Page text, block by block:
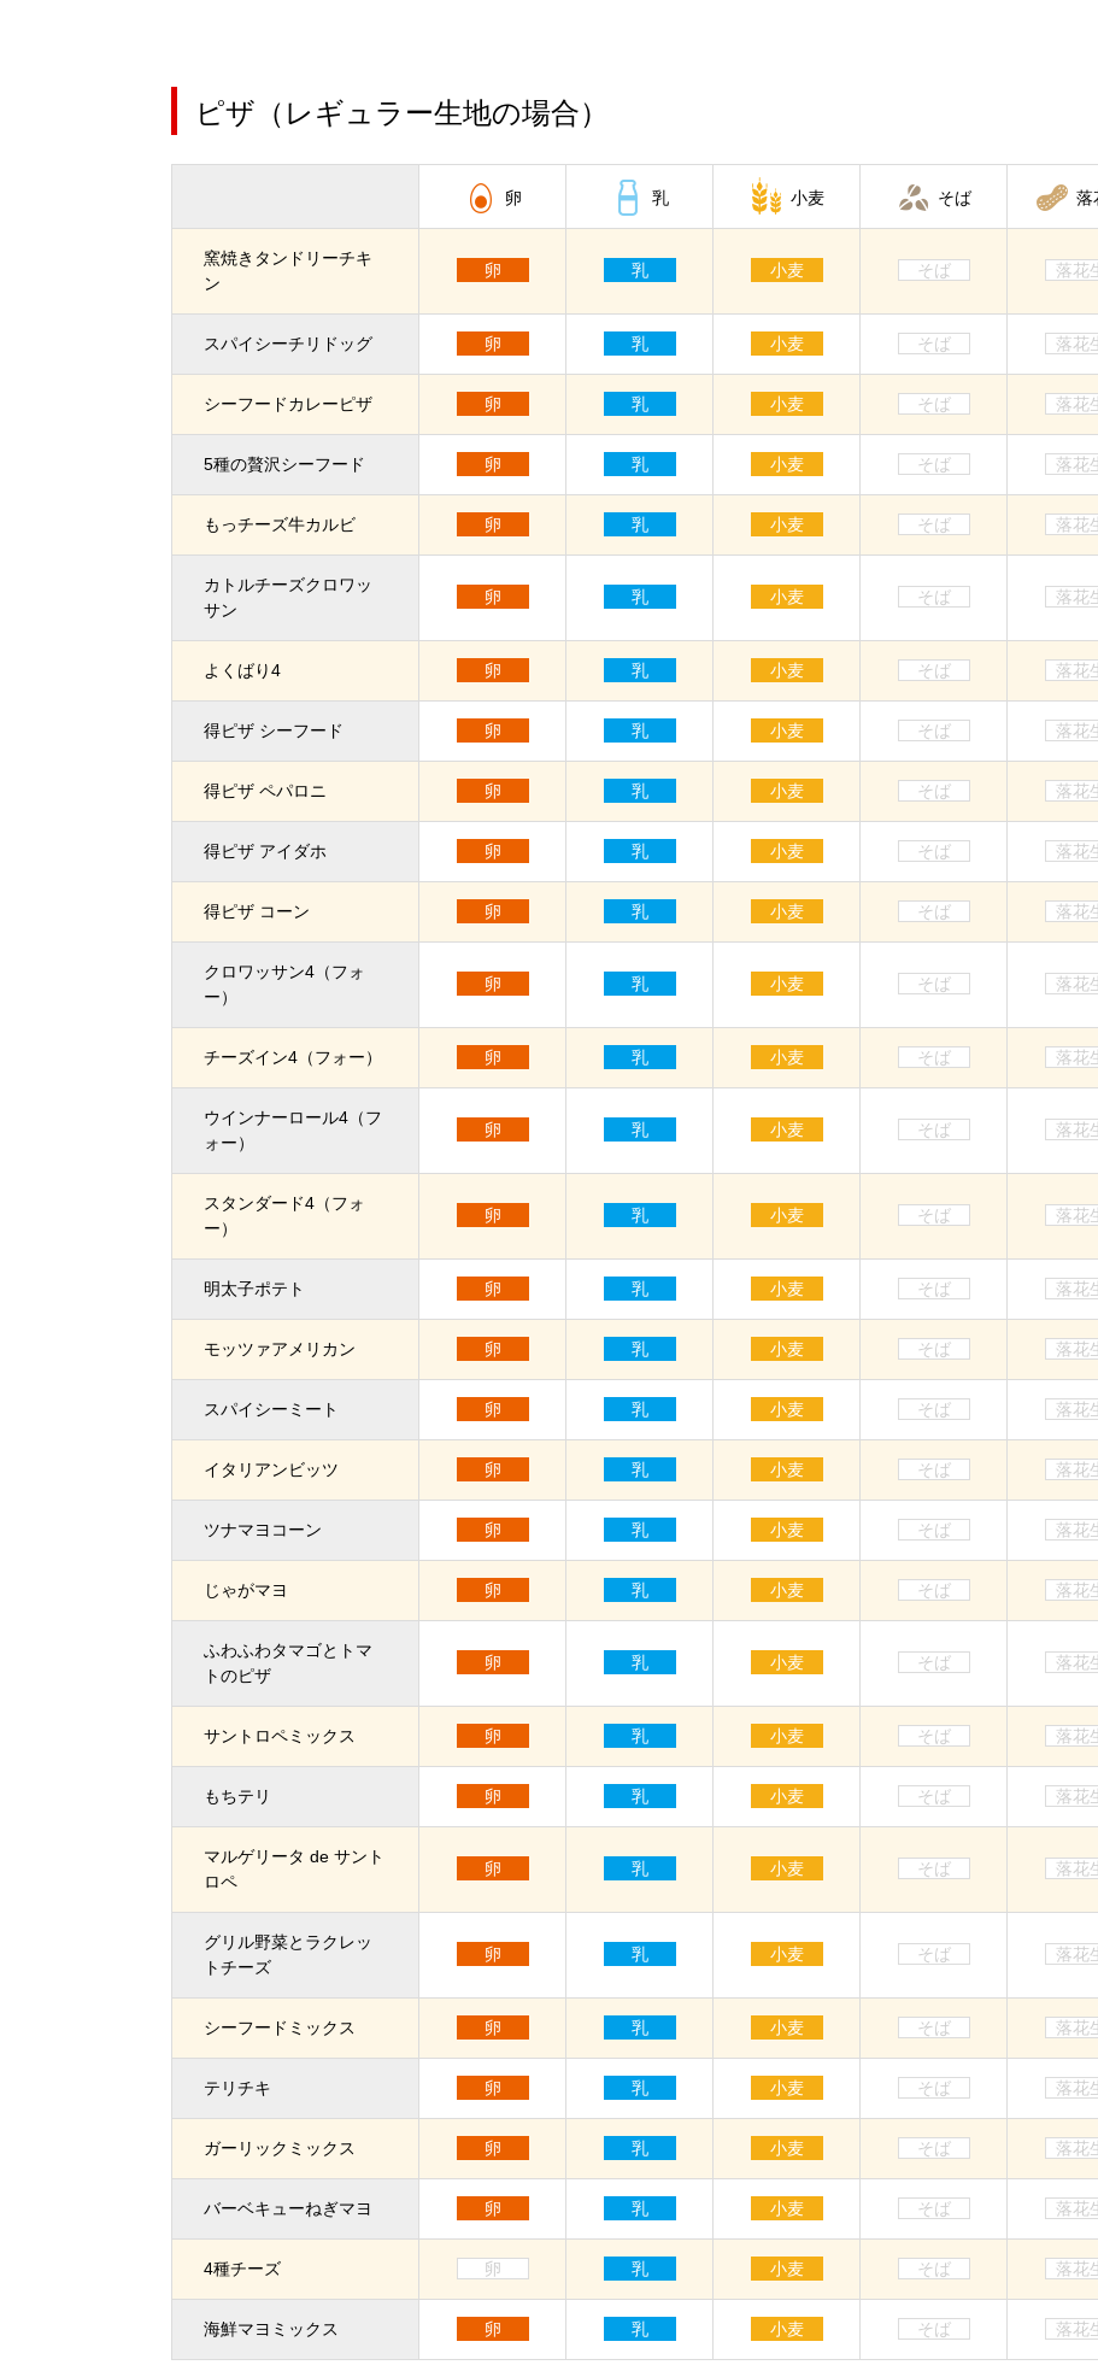
ピザ（レギュラー生地の場合）
卵 乳 小麦 そば 落
窯焼きタンドリーチキ
ン
卵 乳 小麦 そば 落花
スパイシーチリドッグ 卵 乳 小麦 そば 落花
シーフードカレーピザ 卵 乳 小麦 そば 落花
5種の贅沢シーフード 卵 乳 小麦 そば 落花
もっチーズ牛カルビ 卵 乳 小麦 そば 落花
カトルチーズクロワッ
サン
卵 乳 小麦 そば 落花
よくばり4 卵 乳 小麦 そば 落花
得ピザ シーフード 卵 乳 小麦 そば 落花
得ピザ ペパロニ 卵 乳 小麦 そば 落花
得ピザ アイダホ 卵 乳 小麦 そば 落花
得ピザ コーン 卵 乳 小麦 そば 落花
クロワッサン4（フォ
ー）
卵 乳 小麦 そば 落花
チーズイン4（フォー） 卵 乳 小麦 そば 落花
ウインナーロール4（フ
ォー）
卵 乳 小麦 そば 落花
スタンダード4（フォ
ー）
卵 乳 小麦 そば 落花
明太子ポテト 卵 乳 小麦 そば 落花
モッツァアメリカン 卵 乳 小麦 そば 落花
スパイシーミート 卵 乳 小麦 そば 落花
イタリアンビッツ 卵 乳 小麦 そば 落花
ツナマヨコーン 卵 乳 小麦 そば 落花
じゃがマヨ 卵 乳 小麦 そば 落花
ふわふわタマゴとトマ
トのピザ
卵 乳 小麦 そば 落花
サントロペミックス 卵 乳 小麦 そば 落花
もちテリ 卵 乳 小麦 そば 落花
マルゲリータ de サント
ロペ
卵 乳 小麦 そば 落花
グリル野菜とラクレッ
トチーズ
卵 乳 小麦 そば 落花
シーフードミックス 卵 乳 小麦 そば 落花
テリチキ 卵 乳 小麦 そば 落花
ガーリックミックス 卵 乳 小麦 そば 落花
バーベキューねぎマヨ 卵 乳 小麦 そば 落花
4種チーズ 卵 乳 小麦 そば 落花
海鮮マヨミックス 卵 乳 小麦 そば 落花